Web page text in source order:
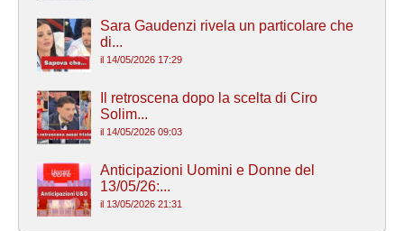
Sara Gaudenzi rivela un particolare che
di...
il 14/05/2026 17:29
Il retroscena dopo la scelta di Ciro
Solim...
il 14/05/2026 09:03
Anticipazioni Uomini e Donne del
13/05/26:...
il 13/05/2026 21:31